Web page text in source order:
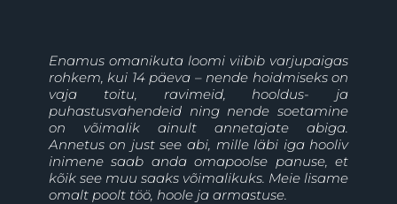
Enamus omanikuta loomi viibib varjupaigas
rohkem, kui 14 päeva – nende hoidmiseks on
vaja toitu, ravimeid, hooldus- ja
puhastusvahendeid ning nende soetamine
on võimalik ainult annetajate abiga.
Annetus on just see abi, mille läbi iga hooliv
inimene saab anda omapoolse panuse, et
kõik see muu saaks võimalikuks. Meie lisame
omalt poolt töö, hoole ja armastuse.